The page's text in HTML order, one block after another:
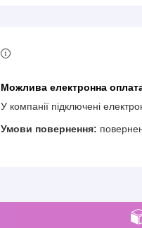
У компанії підключені